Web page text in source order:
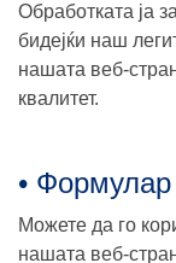
Обработката ја
бидејќи наш
нашата веб-
квалитет.
• Формулар
Можете да го
нашата веб-